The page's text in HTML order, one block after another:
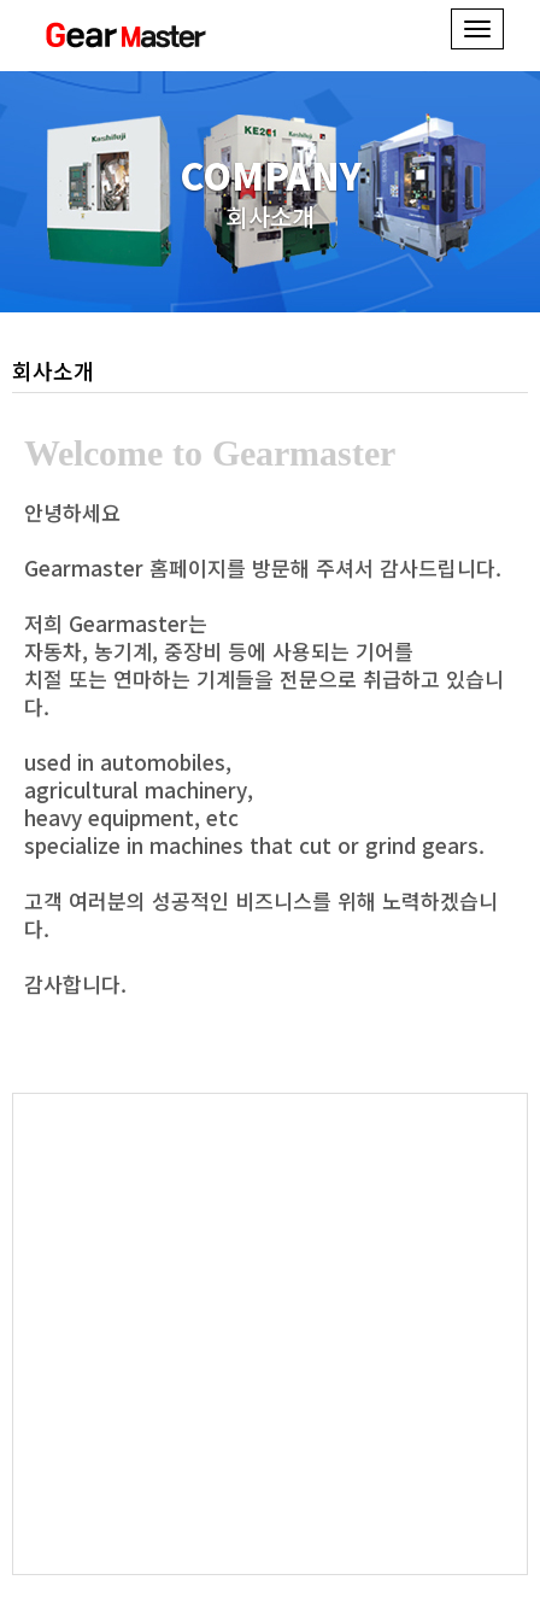
Toggle
COMPANY
회사소개
회사소개
Welcome to Gearmaster
안녕하세요
Gearmaster 홈페이지를 방문해 주셔서 감사드립니다.
저희 Gearmaster는
자동차, 농기계, 중장비 등에 사용되는 기어를
치절 또는 연마하는 기계들을 전문으로 취급하고 있습니
다.
used in automobiles,
agricultural machinery,
heavy equipment, etc
specialize in machines that cut or grind gears.
고객 여러분의 성공적인 비즈니스를 위해 노력하겠습니
다.
감사합니다.